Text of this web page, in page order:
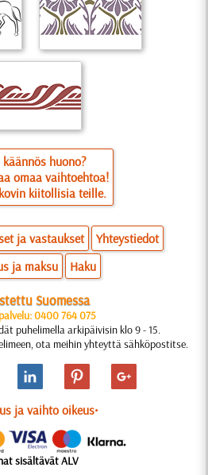
käännös huono?
omaa vaihtoehtoa!
kiitollisia teille.
ja vastaukset
Yhteystiedot
ja maksu
Haku
Suomessa
0400 764 075
puhelimella arkipäivisin klo 9 - 15.
ota meihin yhteyttä sähköpostitse.
ja vaihto oikeus•
sisältävät ALV